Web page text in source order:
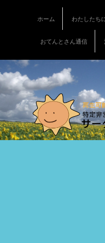
o
n
t
n
t
ホーム わたしたち
おてんとさん通信